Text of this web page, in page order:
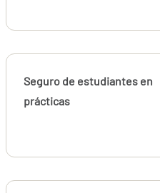
Seguro de estudiantes en
prácticas